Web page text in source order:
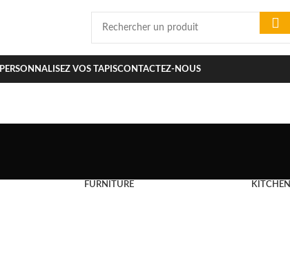
PERSONNALISEZ VOS TAPISCONTACTEZ-NOUS
FURNITURE KITCHEN